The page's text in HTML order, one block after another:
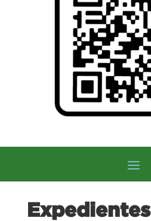
Expedientes